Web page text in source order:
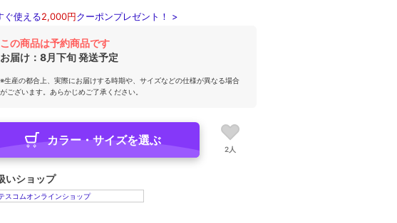
ぐ使える2,000円クーポンプレゼント！ >
この商品は予約商品です
お届け： 8月下旬発送予定
※生産の都合上、実際にお届けする時期や、サイズなどの仕様が異なる場合
がございます。あらかじめご了承ください。
カラー・サイズを選ぶ
2人
いショップ